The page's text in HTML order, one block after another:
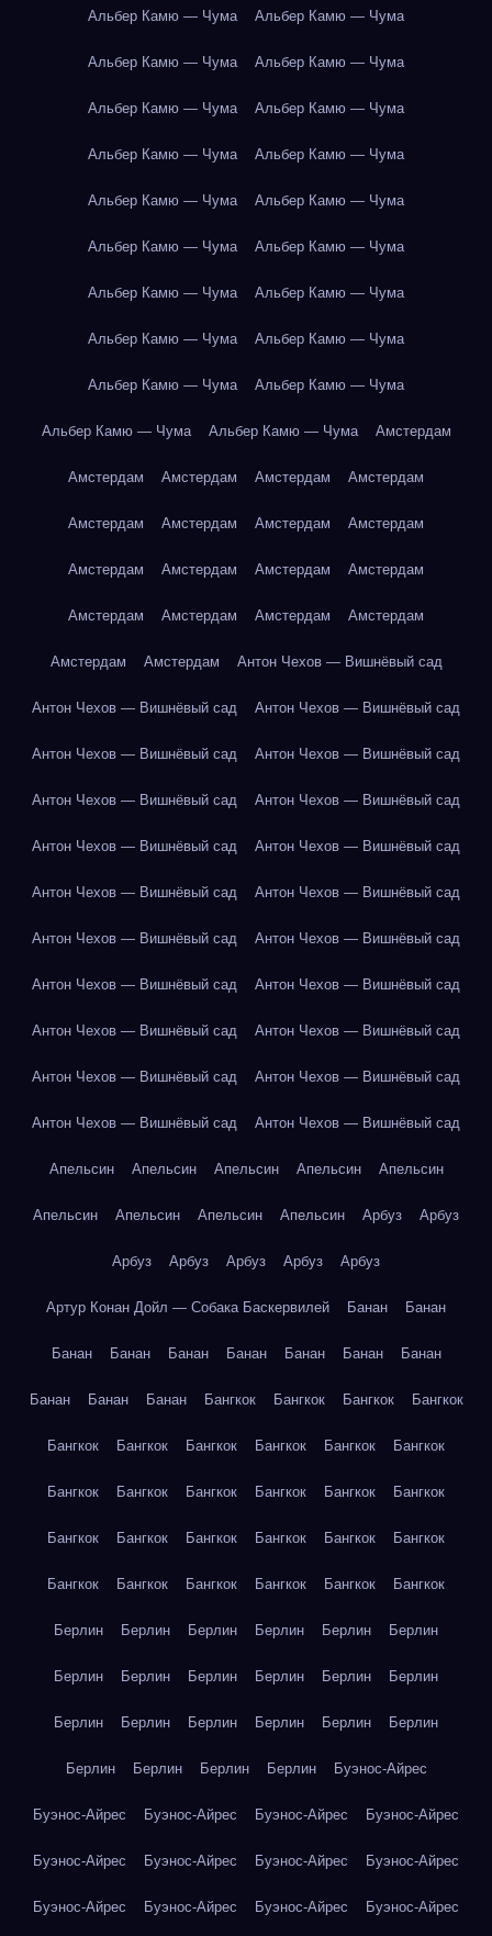
Альбер Камю — Чума Альбер Камю — Чума
Альбер Камю — Чума Альбер Камю — Чума
Альбер Камю — Чума Альбер Камю — Чума
Альбер Камю — Чума Альбер Камю — Чума
Альбер Камю — Чума Альбер Камю — Чума
Альбер Камю — Чума Альбер Камю — Чума
Альбер Камю — Чума Альбер Камю — Чума
Альбер Камю — Чума Альбер Камю — Чума
Альбер Камю — Чума Альбер Камю — Чума
Альбер Камю — Чума Альбер Камю — Чума Амстердам
Амстердам Амстердам Амстердам Амстердам
Амстердам Амстердам Амстердам Амстердам
Амстердам Амстердам Амстердам Амстердам
Амстердам Амстердам Амстердам Амстердам
Амстердам Амстердам Антон Чехов — Вишнёвый сад
Антон Чехов — Вишнёвый сад Антон Чехов — Вишнёвый сад
Антон Чехов — Вишнёвый сад Антон Чехов — Вишнёвый сад
Антон Чехов — Вишнёвый сад Антон Чехов — Вишнёвый сад
Антон Чехов — Вишнёвый сад Антон Чехов — Вишнёвый сад
Антон Чехов — Вишнёвый сад Антон Чехов — Вишнёвый сад
Антон Чехов — Вишнёвый сад Антон Чехов — Вишнёвый сад
Антон Чехов — Вишнёвый сад Антон Чехов — Вишнёвый сад
Антон Чехов — Вишнёвый сад Антон Чехов — Вишнёвый сад
Антон Чехов — Вишнёвый сад Антон Чехов — Вишнёвый сад
Антон Чехов — Вишнёвый сад Антон Чехов — Вишнёвый сад
Апельсин Апельсин Апельсин Апельсин Апельсин
Апельсин Апельсин Апельсин Апельсин Арбуз Арбуз
Арбуз Арбуз Арбуз Арбуз Арбуз
Артур Конан Дойл — Собака Баскервилей Банан Банан
Банан Банан Банан Банан Банан Банан Банан
Банан Банан Банан Бангкок Бангкок Бангкок Бангкок
Бангкок Бангкок Бангкок Бангкок Бангкок Бангкок
Бангкок Бангкок Бангкок Бангкок Бангкок Бангкок
Бангкок Бангкок Бангкок Бангкок Бангкок Бангкок
Бангкок Бангкок Бангкок Бангкок Бангкок Бангкок
Берлин Берлин Берлин Берлин Берлин Берлин
Берлин Берлин Берлин Берлин Берлин Берлин
Берлин Берлин Берлин Берлин Берлин Берлин
Берлин Берлин Берлин Берлин Буэнос-Айрес
Буэнос-Айрес Буэнос-Айрес Буэнос-Айрес Буэнос-Айрес
Буэнос-Айрес Буэнос-Айрес Буэнос-Айрес Буэнос-Айрес
Буэнос-Айрес Буэнос-Айрес Буэнос-Айрес Буэнос-Айрес